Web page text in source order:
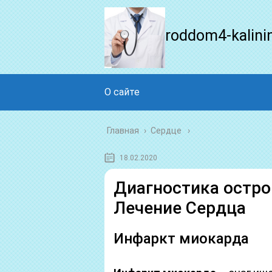
roddom4-
О сайте
Главная › Сердце
18.02.2020
Диагностика
Лечение Сердца
Инфаркт миокарда